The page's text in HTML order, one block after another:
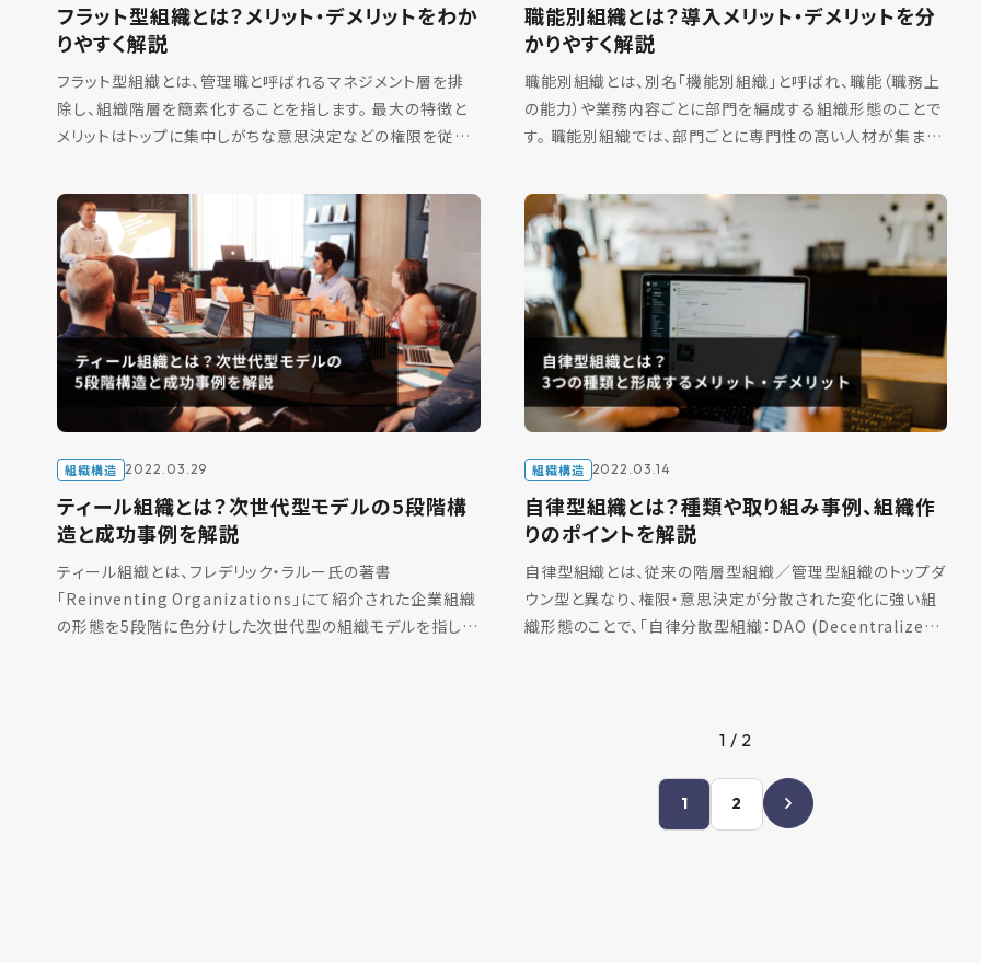
フラット型組織とは？メリット・デメリットをわか
りやすく解説
フラット型組織とは、管理職と呼ばれるマネジメント層を排
除し、組織階層を簡素化することを指します。 最大の特徴と
メリットはトップに集中しがちな意思決定などの権限を従業
動 […]
職能別組織とは？導入メリット・デメリットを分
かりやすく解説
職能別組織とは、別名「機能別組織」と呼ばれ、職能（職務上
の能力）や業務内容ごとに部門を編成する組織形態のことで
す。 職能別組織では、部門ごとに専門性の高い人材が集ま
ル […]
組織構造 2022.03.29
ティール組織とは？次世代型モデルの5段階構
造と成功事例を解説
ティール組織とは、フレデリック・ラルー氏の著書
「Reinventing Organizations」にて紹介された企業組織
の形態を5段階に色分けした次世代型の組織モデルを指しま
組織構造 2022.03.14
自律型組織とは？種類や取り組み事例、組織作
りのポイントを解説
自律型組織とは、従来の階層型組織／管理型組織のトップダ
ウン型と異なり、権限・意思決定が分散された変化に強い組
織形態のことで、「自律分散型組織：DAO (Decentralized
1 / 2
1 2